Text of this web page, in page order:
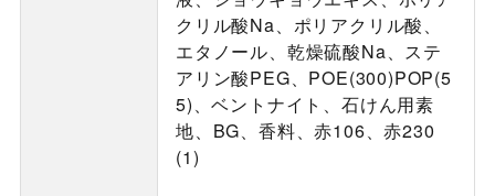
クリル酸Na、ポリアクリル酸、
エタノール、乾燥硫酸Na、ステ
アリン酸PEG、POE(300)POP(5
5)、ベントナイト、石けん用素
地、BG、香料、赤106、赤230
(1)